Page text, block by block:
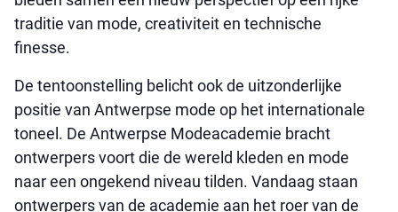
traditie van mode, creativiteit en technische
finesse.
De tentoonstelling belicht ook de uitzonderlijke
positie van Antwerpse mode op het internationale
toneel. De Antwerpse Modeacademie bracht
ontwerpers voort die de wereld kleden en mode
naar een ongekend niveau tilden. Vandaag staan
ontwerpers van de academie aan het roer van de